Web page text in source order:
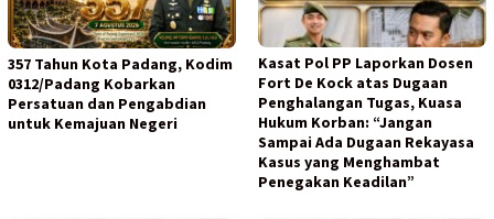
357 Tahun Kota Padang, Kodim
0312/Padang Kobarkan
Persatuan dan Pengabdian
untuk Kemajuan Negeri
Kasat Pol PP Laporkan Dosen
Fort De Kock atas Dugaan
Penghalangan Tugas, Kuasa
Hukum Korban: “Jangan
Sampai Ada Dugaan Rekayasa
Kasus yang Menghambat
Penegakan Keadilan”